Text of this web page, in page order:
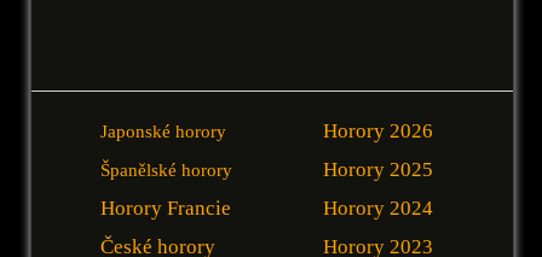
Japonské horory
Španělské horory
Horory Francie
České horory
Horory 2026
Horory 2025
Horory 2024
Horory 2023